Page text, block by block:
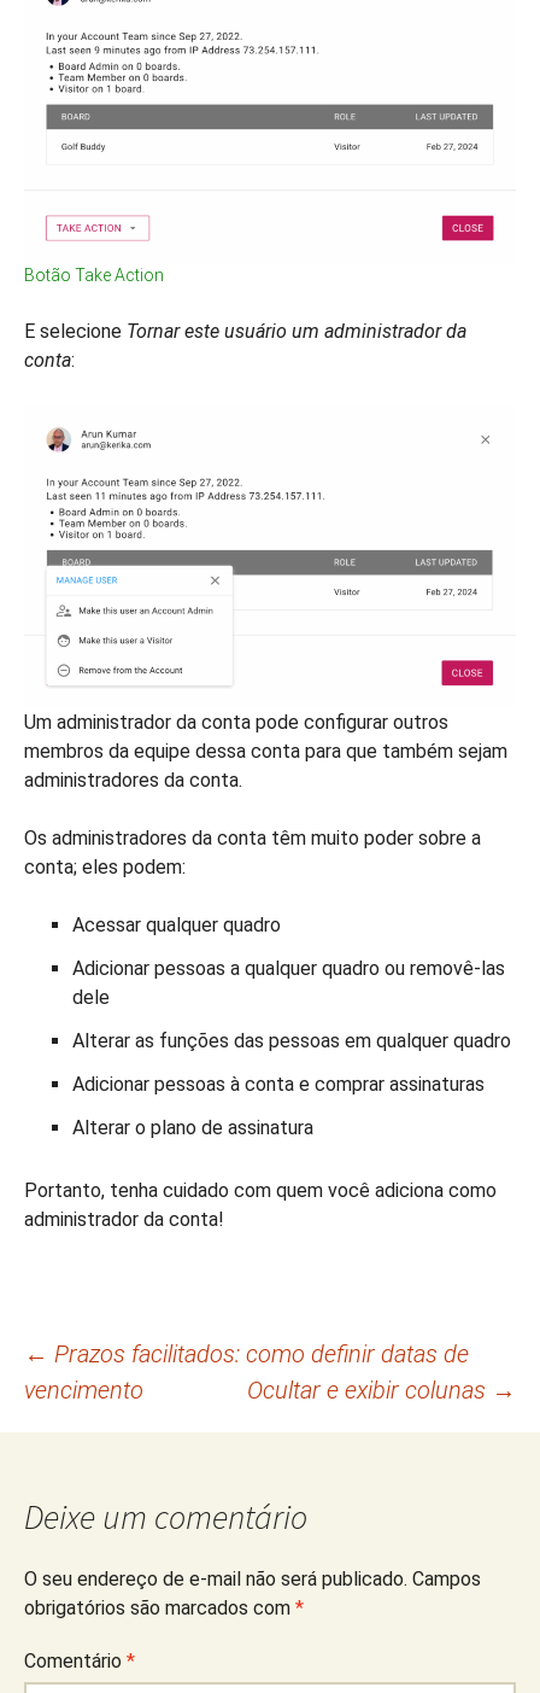
Botão Take Action
E selecione Tornar este usuário um administrador da
conta:
Um administrador da conta pode configurar outros
membros da equipe dessa conta para que também sejam
administradores da conta.
Os administradores da conta têm muito poder sobre a
conta; eles podem:
Acessar qualquer quadro
Adicionar pessoas a qualquer quadro ou removê-las
dele
Alterar as funções das pessoas em qualquer quadro
Adicionar pessoas à conta e comprar assinaturas
Alterar o plano de assinatura
Portanto, tenha cuidado com quem você adiciona como
administrador da conta!
Navegação
de
← Prazos facilitados: como definir datas de
vencimento
Ocultar e exibir colunas →
Deixe um comentário
O seu endereço de e-mail não será publicado. Campos
obrigatórios são marcados com *
Comentário *